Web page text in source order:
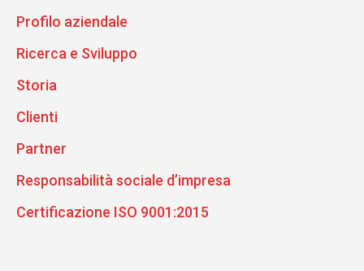
Profilo aziendale
Ricerca e Sviluppo
Storia
Clienti
Partner
Responsabilità sociale d’impresa
Certificazione ISO 9001:2015